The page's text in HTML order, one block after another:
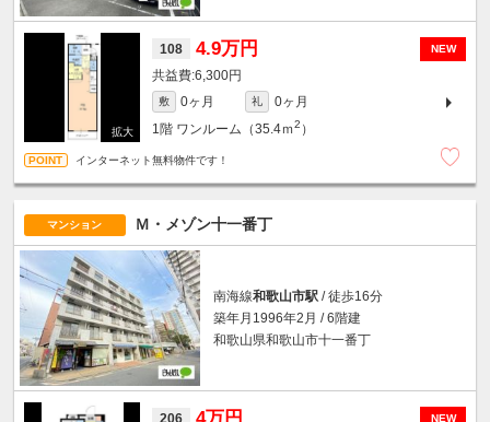
NEW
108 4.9万円
6,300円
敷 0ヶ月 礼
0ヶ月
1階 ワンルーム（35.4ｍ2 ）
インターネット無料物件です！
マンション Ｍ・メゾン十一番丁
南海線和歌山市駅 / 徒歩16分
築年月1996年2月 / 6階建
和歌山県和歌山市十一番丁
NEW
206